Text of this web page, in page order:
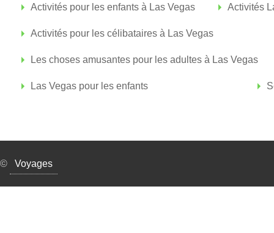
Activités pour les enfants à Las Vegas Activités
Activités pour les célibataires à Las Vegas
Les choses amusantes pour les adultes à Las Vegas
Las Vegas pour les enfants
© Voyages